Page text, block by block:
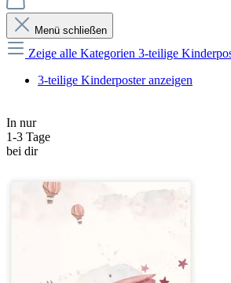
Menü schließen
Zeige alle Kategorien 3-teilige
3-teilige Kinderposter anzeigen
In nur
1-3 Tage
bei dir